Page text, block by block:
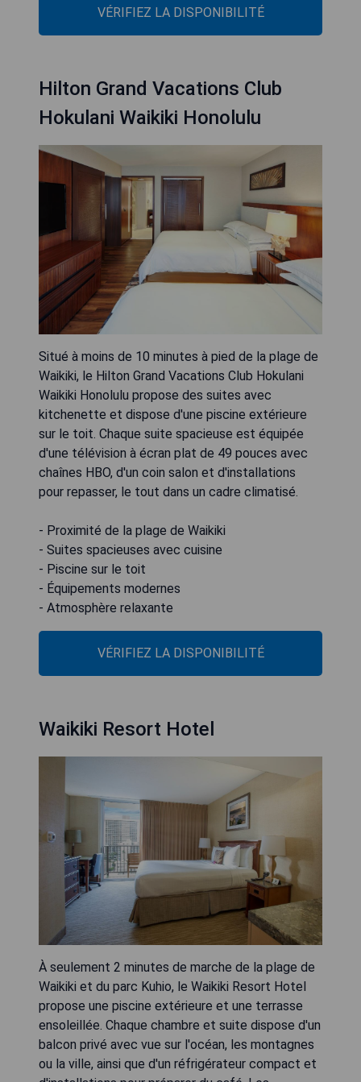
VÉRIFIEZ LA DISPONIBILITÉ
Hilton Grand Vacations Club
Hokulani Waikiki Honolulu
Situé à moins de 10 minutes à pied de la plage de
Waikiki, le Hilton Grand Vacations Club Hokulani
Waikiki Honolulu propose des suites avec
kitchenette et dispose d'une piscine extérieure
sur le toit. Chaque suite spacieuse est équipée
d'une télévision à écran plat de 49 pouces avec
chaînes HBO, d'un coin salon et d'installations
pour repasser, le tout dans un cadre climatisé.
- Proximité de la plage de Waikiki
- Suites spacieuses avec cuisine
- Piscine sur le toit
- Équipements modernes
- Atmosphère relaxante
VÉRIFIEZ LA DISPONIBILITÉ
Waikiki Resort Hotel
À seulement 2 minutes de marche de la plage de
Waikiki et du parc Kuhio, le Waikiki Resort Hotel
propose une piscine extérieure et une terrasse
ensoleillée. Chaque chambre et suite dispose d'un
balcon privé avec vue sur l'océan, les montagnes
ou la ville, ainsi que d'un réfrigérateur compact et